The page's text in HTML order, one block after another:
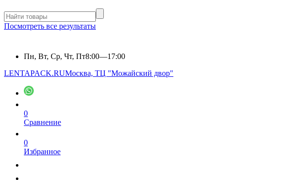
Посмотреть все результаты
Пн, Вт, Ср, Чт, Пт8:00—17:00
LENTAPACK.RUМосква, ТЦ "Можайский двор"
0
Сравнение
0
Избранное